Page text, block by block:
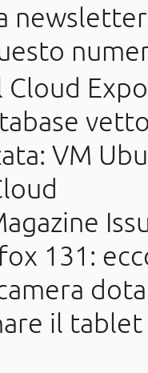
Cloud
VM
131:
il tablet